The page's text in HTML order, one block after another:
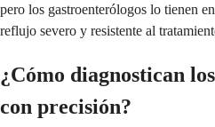
pero los gastroenterólogos lo tienen
reflujo severo y resistente al
¿Cómo diagnostican
con precisión?